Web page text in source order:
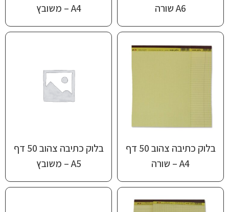
A6 שורה
A4 – משובץ
בלוק כתיבה צהוב 50 דף
A4 – שורה
בלוק כתיבה צהוב 50 דף
‎A5‏ – משובץ